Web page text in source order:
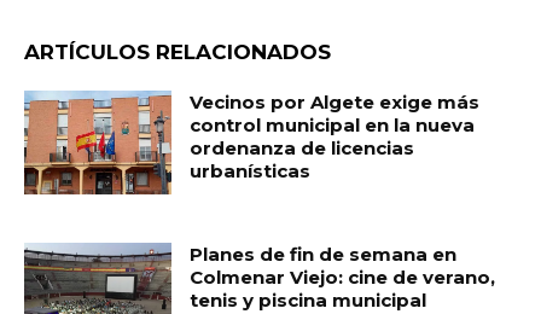
ARTÍCULOS RELACIONADOS
Vecinos por Algete exige más
control municipal en la nueva
ordenanza de licencias
urbanísticas
Planes de fin de semana en
Colmenar Viejo: cine de verano,
tenis y piscina municipal